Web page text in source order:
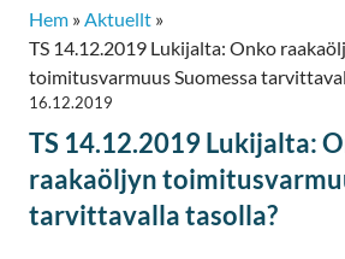
Hem »Aktuellt »
TS 14.12.2019 Lukijalta: Onko
toimitusvarmuus Suomessa
16.12.2019
TS 14.12.2019 Lukijalta:
raakaöljyn
tarvittavalla tasolla?